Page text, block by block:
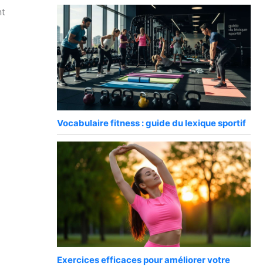
Vocabulaire fitness : guide du lexique sportif
Exercices efficaces pour améliorer votre